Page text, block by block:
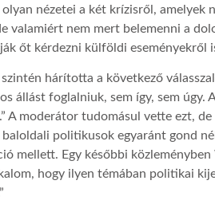
nézetei a két krízisről, amelyek
valamiért nem mert belemenni a
őt kérdezni külföldi eseményekről
hárította a következő
állást foglalniuk, sem így, sem úgy.
A moderátor tudomásul vette ezt, de
politikusok egyaránt gond
mellett. Egy későbbi
hogy ilyen témában politikai